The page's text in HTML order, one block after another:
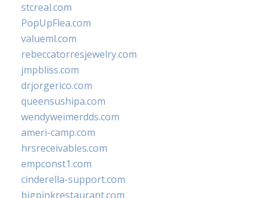
stcreal.com
PopUpFlea.com
valueml.com
rebeccatorresjewelry.com
jmpbliss.com
drjorgerico.com
queensushipa.com
wendyweimerdds.com
ameri-camp.com
hrsreceivables.com
empconst1.com
cinderella-support.com
bigpinkrestaurant.com